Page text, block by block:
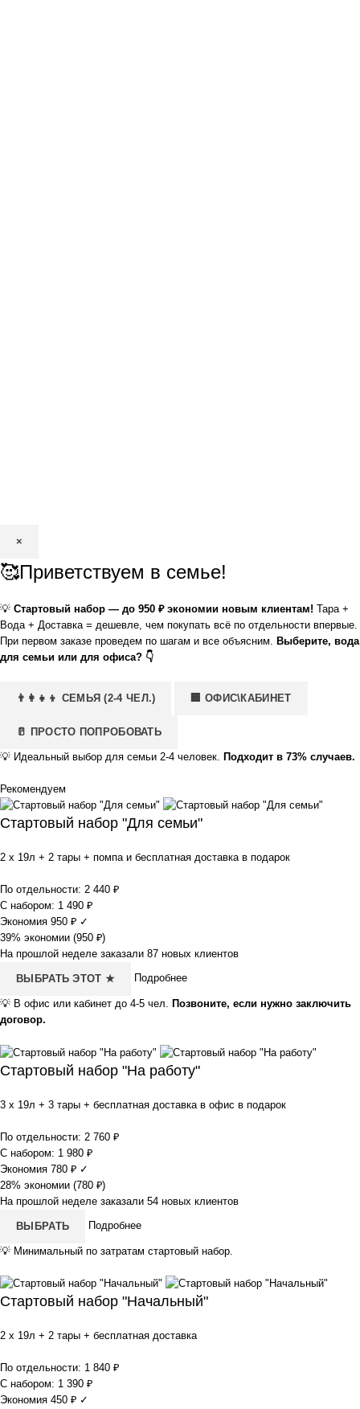
×
🥰Приветствуем в семье!
💡 Стартовый набор — до 950 ₽ экономии новым клиентам! Тара +
Вода + Доставка = дешевле, чем покупать всё по отдельности впервые.
При первом заказе проведем по шагам и все объясним. Выберите, вода
для семьи или для офиса? 👇
👨‍👩‍👧‍👦 СЕМЬЯ (2-4 ЧЕЛ.) 🏢 ОФИС\КАБИНЕТ
🥛 ПРОСТО ПОПРОБОВАТЬ
💡 Идеальный выбор для семьи 2-4 человек. Подходит в 73% случаев.
Рекомендуем
Стартовый набор "Для семьи"
2 x 19л + 2 тары + помпа и бесплатная доставка в подарок
По отдельности: 2 440 ₽
С набором: 1 490 ₽
Экономия 950 ₽ ✓
39% экономии (950 ₽)
На прошлой неделе заказали 87 новых клиентов
ВЫБРАТЬ ЭТОТ ★ Подробнее
💡 В офис или кабинет до 4-5 чел. Позвоните, если нужно заключить
договор.
Стартовый набор "На работу"
3 x 19л + 3 тары + бесплатная доставка в офис в подарок
По отдельности: 2 760 ₽
С набором: 1 980 ₽
Экономия 780 ₽ ✓
28% экономии (780 ₽)
На прошлой неделе заказали 54 новых клиентов
ВЫБРАТЬ Подробнее
💡 Минимальный по затратам стартовый набор.
Стартовый набор "Начальный"
2 x 19л + 2 тары + бесплатная доставка
По отдельности: 1 840 ₽
С набором: 1 390 ₽
Экономия 450 ₽ ✓